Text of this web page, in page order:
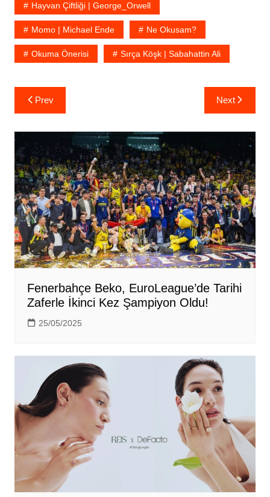
Hayvan Çiftliği | George_Orwell
Momo | Michael Ende Ne Okusam?
Okuma Önerisi Sırça Köşk | Sabahattin Ali
Yazı
gezinmesi
Prev Next
Fenerbahçe Beko, EuroLeague’de Tarihi
Zaferle İkinci Kez Şampiyon Oldu!
25/05/2025